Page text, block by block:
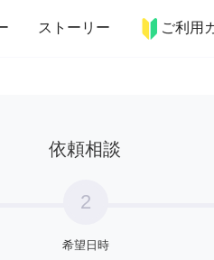
ストーリー ご利用
趣味・習い事 ペット 料
依頼相談
2
希望日時